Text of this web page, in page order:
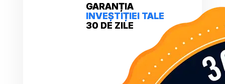
GARANȚIA
INVEȘTIȚIEI TALE
30 DE ZILE